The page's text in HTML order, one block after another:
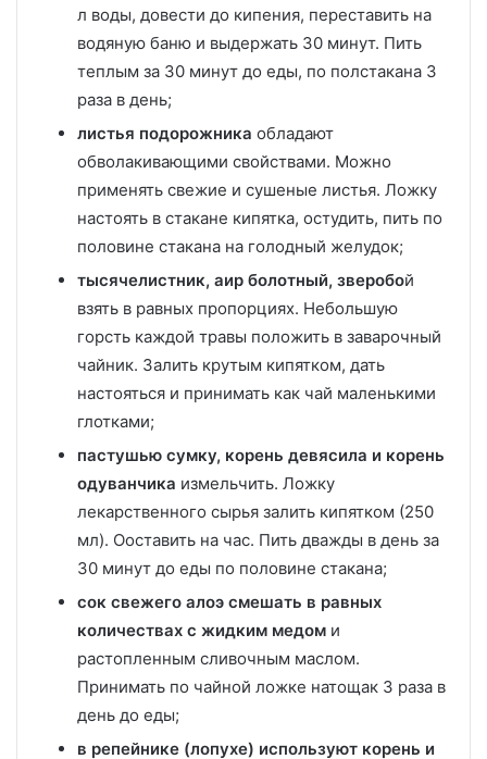
л воды, довести до кипения, переставить на
водяную баню и выдержать 30 минут. Пить
теплым за 30 минут до еды, по полстакана 3
раза в день;
листья подорожника обладают
обволакивающими свойствами. Можно
применять свежие и сушеные листья. Ложку
настоять в стакане кипятка, остудить, пить по
половине стакана на голодный желудок;
тысячелистник, аир болотный, зверобой
взять в равных пропорциях. Небольшую
горсть каждой травы положить в заварочный
чайник. Залить крутым кипятком, дать
настояться и принимать как чай маленькими
глотками;
пастушью сумку, корень девясила и корень
одуванчика измельчить. Ложку
лекарственного сырья залить кипятком (250
мл). Ооставить на час. Пить дважды в день за
30 минут до еды по половине стакана;
сок свежего алоэ смешать в равных
количествах с жидким медом и
растопленным сливочным маслом.
Принимать по чайной ложке натощак 3 раза в
день до еды;
в репейнике (лопухе) используют корень и